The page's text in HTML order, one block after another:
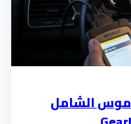
الشامل